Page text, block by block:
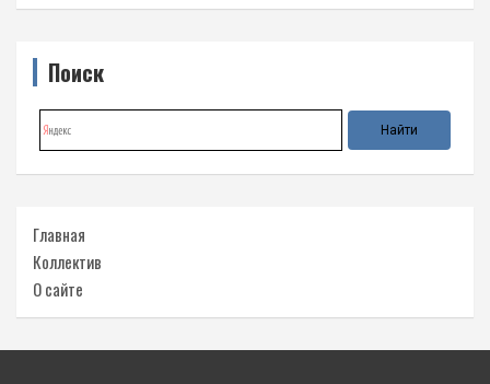
Поиск
Главная
Коллектив
О сайте